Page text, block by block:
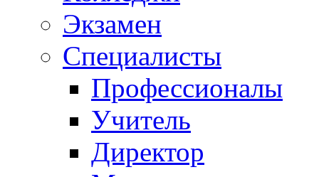
Экзамен
Специалисты
Профессионалы
Учитель
Директор